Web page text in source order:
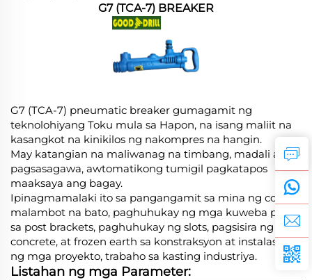
G7 (TCA-7) BREAKER
G7 (TCA-7) pneumatic breaker gumagamit ng
teknolohiyang Toku mula sa Hapon, na isang maliit na
kasangkot na kinikilos ng nakompres na hangin.
May katangian na maliwanag na timbang, madali ang
pagsasagawa, awtomatikong tumigil pagkatapos
maaksaya ang bagay.
Ipinagmamalaki ito sa pangangamit sa mina ng coal,
malambot na bato, paghuhukay ng mga kuweba para
sa post brackets, paghuhukay ng slots, pagsisira ng
concrete, at frozen earth sa konstraksyon at instalasyon
ng mga proyekto, trabaho sa kasting industriya.
Listahan ng mga Parameter: